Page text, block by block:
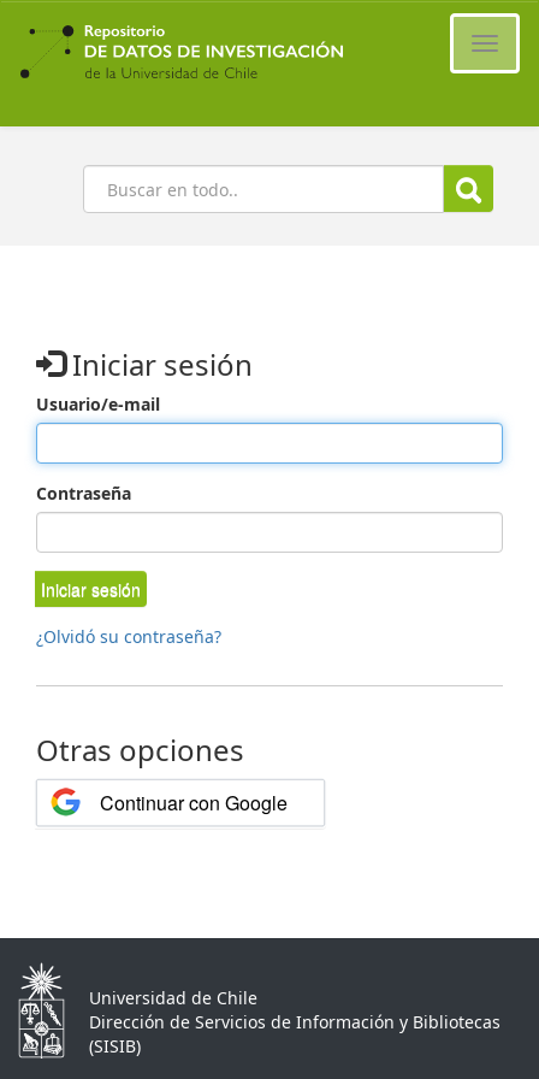
Ir
contenido
principal
Buscar
Iniciar sesión
Usuario/e-mail
Contraseña
Iniciar sesión
¿Olvidó su contraseña?
Otras opciones
Continuar con Google
Universidad de Chile
Dirección de Servicios de Información y Bibliotecas
(SISIB)